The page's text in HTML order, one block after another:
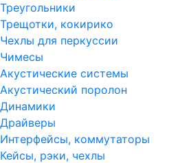
Треугольники
Трещотки, кокирико
Чехлы для перкуссии
Чимесы
Акустические системы
Акустический поролон
Динамики
Драйверы
Интерфейсы, коммутаторы
Кейсы, рэки, чехлы